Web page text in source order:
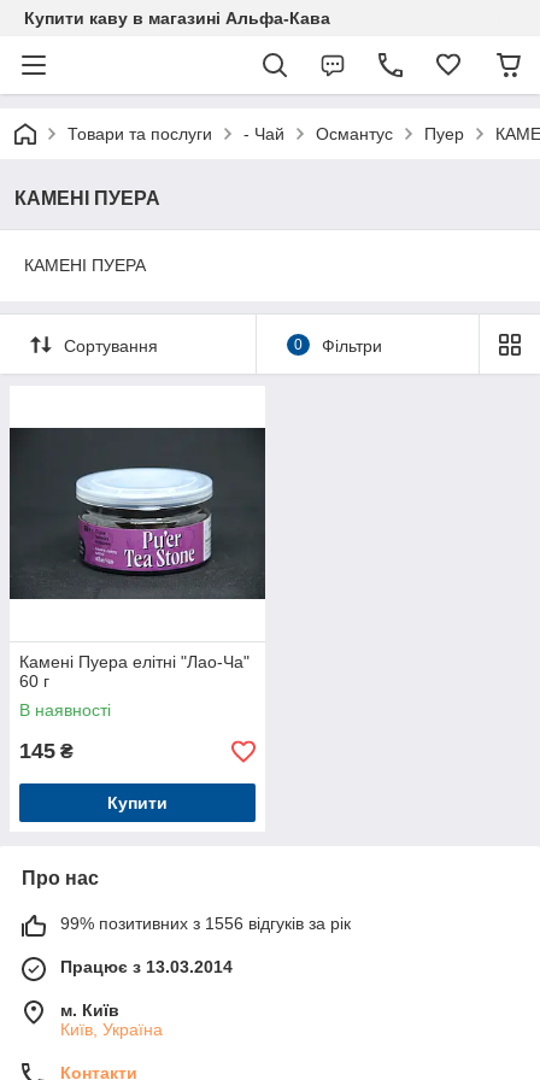
Купити каву в магазині Альфа-Кава
Товари та послуги - Чай Османтус Пуер
КАМЕНІ ПУЕРА
КАМЕНІ ПУЕРА
Сортування 0 Фільтри
Камені Пуера елітні "Лао-Ча"
60 г
В наявності
145 ₴
Купити
Про нас
99% позитивних з 1556 відгуків за рік
Працює з 13.03.2014
м. Київ
Київ, Україна
Контакти